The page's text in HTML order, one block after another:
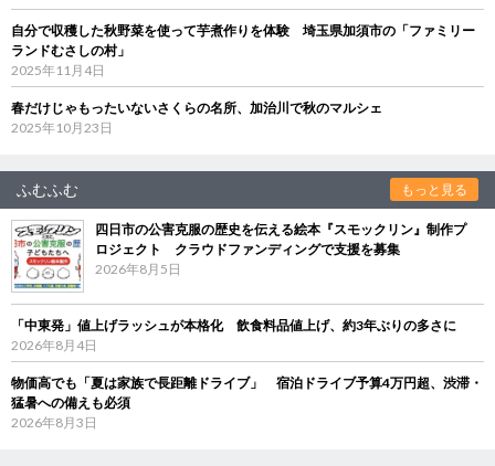
自分で収穫した秋野菜を使って芋煮作りを体験 埼玉県加須市の「ファミリー
ランドむさしの村」
2025年11月4日
春だけじゃもったいないさくらの名所、加治川で秋のマルシェ
2025年10月23日
ふむふむ もっと見る
四日市の公害克服の歴史を伝える絵本『スモックリン』制作プ
ロジェクト クラウドファンディングで支援を募集
2026年8月5日
「中東発」値上げラッシュが本格化 飲食料品値上げ、約3年ぶりの多さに
2026年8月4日
物価高でも「夏は家族で長距離ドライブ」 宿泊ドライブ予算4万円超、渋滞・
猛暑への備えも必須
2026年8月3日